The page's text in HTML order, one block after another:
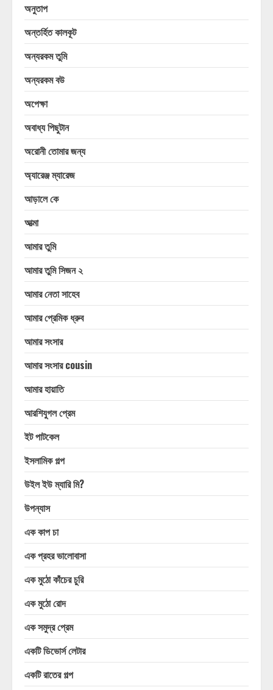
অনুতাপ
অন্তর্হিত কালকূট
অন্যরকম তুমি
অন্যরকম বউ
অপেক্ষা
অবাধ্য পিছুটান
অরোনী তোমার জন্য
অ্যারেঞ্জ ম্যারেজ
আড়ালে কে
আত্মা
আমার তুমি
আমার তুমি সিজন ২
আমার নেতা সাহেব
আমার প্রেমিক ধ্রুব
আমার সংসার
আমার সংসার cousin
আমার হায়াতি
আরশিযুগল প্রেম
ইট পাটকেল
ইসলামিক গল্প
উইল ইউ ম্যারি মি?
উপন্যাস
এক কাপ চা
এক প্রহর ভালোবাসা
এক মুঠো কাঁচের চুরি
এক মুঠো রোদ
এক সমুদ্র প্রেম
একটি ডিভোর্স লেটার
একটি রাতের গল্প